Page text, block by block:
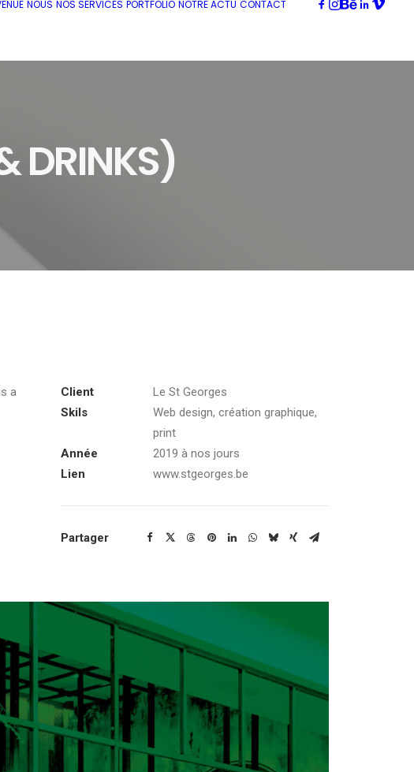
NOUS NOS SERVICES PORTFOLIO NOTRE ACTU CONTACT
DRINKS)
a
Client
Le St Georges
Skils
Web design, création graphique,
print
Année
2019 à nos jours
Lien
www.stgeorges.be
Partager